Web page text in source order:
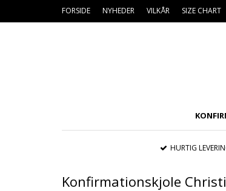
FORSIDE NYHEDER VILKÅR SIZE CHART
HURTIG
Konfirmationskjole